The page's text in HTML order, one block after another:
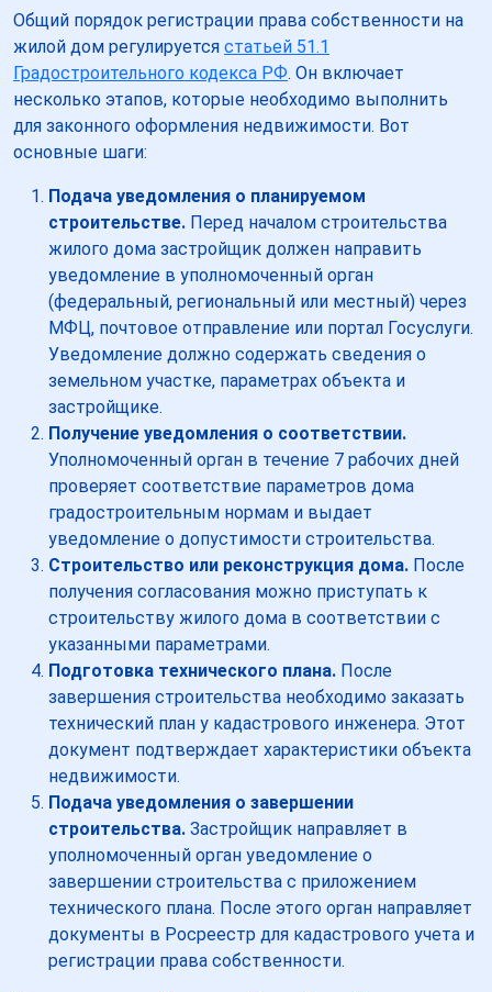
Общий порядок регистрации права собственности на
жилой дом регулируется статьей 51.1
Градостроительного кодекса РФ. Он включает
несколько этапов, которые необходимо выполнить
для законного оформления недвижимости. Вот
основные шаги:
Подача уведомления о планируемом
строительстве. Перед началом строительства
жилого дома застройщик должен направить
уведомление в уполномоченный орган
(федеральный, региональный или местный) через
МФЦ, почтовое отправление или портал Госуслуги.
Уведомление должно содержать сведения о
земельном участке, параметрах объекта и
застройщике.
Получение уведомления о соответствии.
Уполномоченный орган в течение 7 рабочих дней
проверяет соответствие параметров дома
градостроительным нормам и выдает
уведомление о допустимости строительства.
Строительство или реконструкция дома. После
получения согласования можно приступать к
строительству жилого дома в соответствии с
указанными параметрами.
Подготовка технического плана. После
завершения строительства необходимо заказать
технический план у кадастрового инженера. Этот
документ подтверждает характеристики объекта
недвижимости.
Подача уведомления о завершении
строительства. Застройщик направляет в
уполномоченный орган уведомление о
завершении строительства с приложением
технического плана. После этого орган направляет
документы в Росреестр для кадастрового учета и
регистрации права собственности.